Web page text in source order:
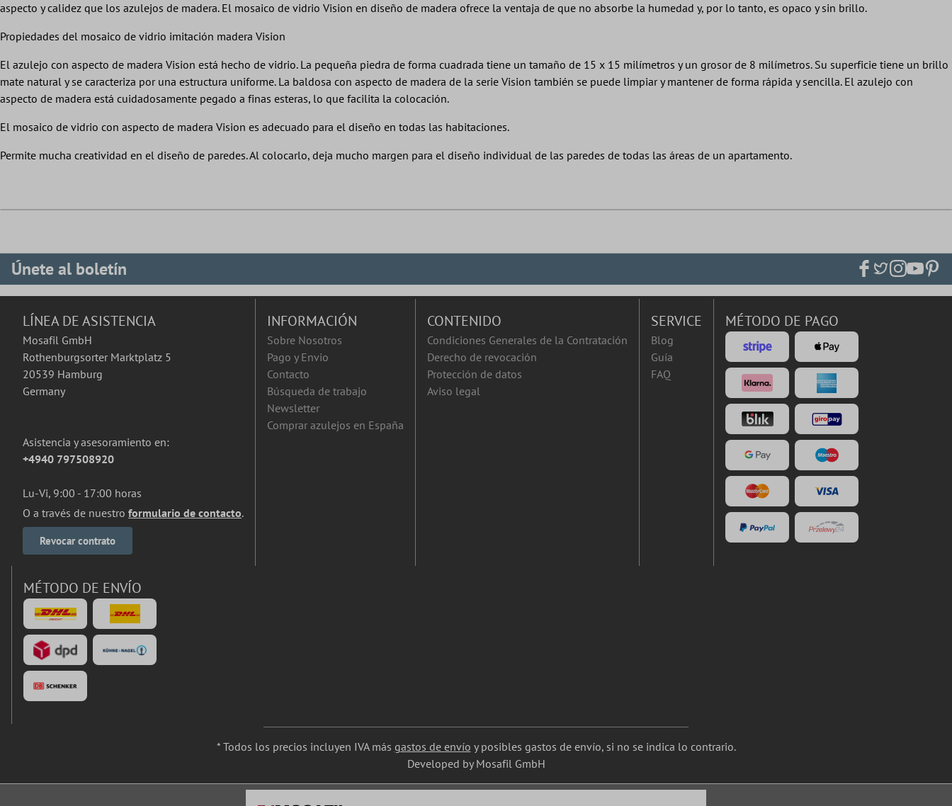
aspecto y calidez que los azulejos de madera. El mosaico de vidrio Vision en diseño de madera ofrece la ventaja de que no absorbe la humedad y, por lo tanto, es opaco y sin brillo.
Propiedades del mosaico de vidrio imitación madera Vision
El azulejo con aspecto de madera Vision está hecho de vidrio. La pequeña piedra de forma cuadrada tiene un tamaño de 15 x 15 milímetros y un grosor de 8 milímetros. Su superficie tiene un brillo
mate natural y se caracteriza por una estructura uniforme. La baldosa con aspecto de madera de la serie Vision también se puede limpiar y mantener de forma rápida y sencilla. El azulejo con
aspecto de madera está cuidadosamente pegado a finas esteras, lo que facilita la colocación.
El mosaico de vidrio con aspecto de madera Vision es adecuado para el diseño en todas las habitaciones.
Permite mucha creatividad en el diseño de paredes. Al colocarlo, deja mucho margen para el diseño individual de las paredes de todas las áreas de un apartamento.
Únete al boletín
LÍNEA DE ASISTENCIA
Mosafil GmbH
Rothenburgsorter Marktplatz 5
20539 Hamburg
Germany
Asistencia y asesoramiento en:
+4940 797508920
Lu-Vi, 9:00 - 17:00 horas
O a través de nuestro formulario de contacto.
Revocar contrato
INFORMACIÓN
Sobre Nosotros
Pago y Envio
Contacto
Búsqueda de trabajo
Newsletter
Comprar azulejos en España
CONTENIDO
Condiciones Generales de la Contratación
Derecho de revocación
Protección de datos
Aviso legal
SERVICE
Blog
Guía
FAQ
MÉTODO DE PAGO
MÉTODO DE ENVÍO
* Todos los precios incluyen IVA más gastos de envío y posibles gastos de envío, si no se indica lo contrario.
Developed by Mosafil GmbH